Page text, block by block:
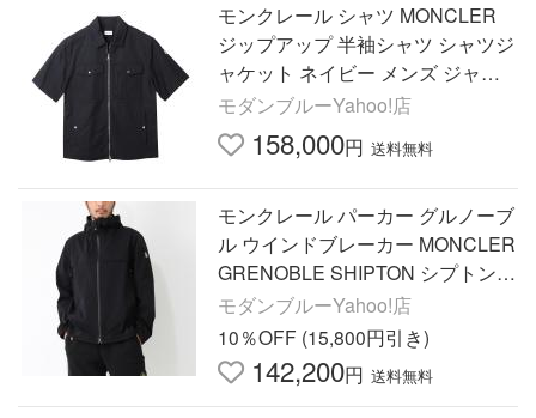
モンクレール シャツ MONCLER
ジップアップ 半袖シャツ シャツジ
ャケット ネイビー メンズ ジャケ
ット 半袖
モダンブルーYahoo!店
158,000円 送料無料
モンクレール パーカー グルノーブ
ル ウインドブレーカー MONCLER
GRENOBLE SHIPTON シプトン J
ACKET ブラック メンズ
モダンブルーYahoo!店
10％OFF (15,800円引き)
142,200円 送料無料